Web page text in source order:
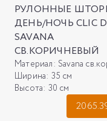
РУЛОННЫЕ
ДЕНЬ/НОЧЬ CLIC
SAVANA
СВ.КОРИЧНЕВЫЙ
Материал: Savana
Ширина: 35 см
Высота: 30 см